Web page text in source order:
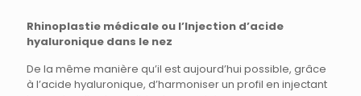
Rhinoplastie médicale ou l’Injection d’acide
hyaluronique dans le nez
De la même manière qu’il est aujourd’hui possible, grâce
à l’acide hyaluronique, d’harmoniser un profil en injectant